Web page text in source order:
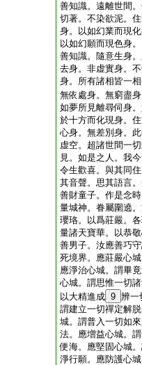
善知識。遠離世間
切著。不染欲泥。
身。以如幻業而現
以如幻願而現色身
善知識。隨意生身
去身。非虚實身。
身。所有諸相皆一
無依處身。無窮盡
如夢所見離尋伺身
於十方而化現身。
心身。無差別身。
虚空。超諸世間一
見。如是之人。我
令生歡喜。與其同
其音聲。思其語言
善財童子。作是念
量城神。眷屬圍遶
瓔珞。以爲莊嚴。
量諸天寶華。以恭
善男子。汝應善巧
死境界。應莊嚴心
應淨治心城。謂畢
心城。謂思惟一切
以大精進成 9 辨一
謂建立一切禪定解
城。謂普入一切如
法。應増益心城。
便海。應堅固心城
淨行願。應防護心